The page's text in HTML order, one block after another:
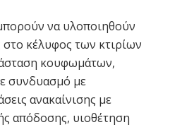
να υλοποιηθούν
στο κέλυφος των κτιρίων
κουφωμάτων,
συνδυασμό με
ανακαίνισης με
απόδοσης, υιοθέτηση